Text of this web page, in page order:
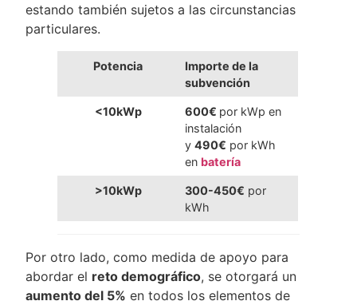
estando también sujetos a las circunstancias
particulares.
Potencia
Importe de la
subvención
<10kWp 600€ por kWp en
instalación
y 490€ por kWh
en batería
>10kWp 300-450€ por
kWh
Por otro lado, como medida de apoyo para
abordar el reto demográfico, se otorgará un
aumento del 5% en todos los elementos de